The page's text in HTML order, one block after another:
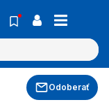
Odoberať